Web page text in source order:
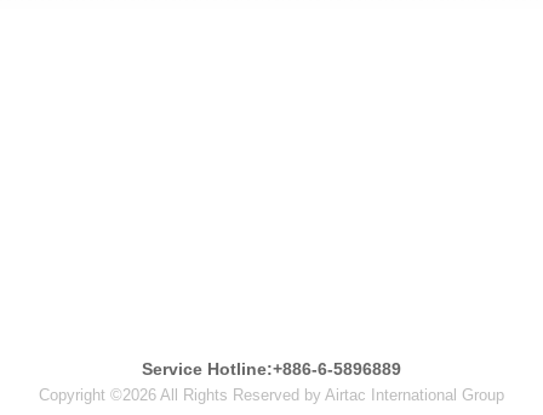
Service Hotline:+886-6-5896889
Copyright ©2026 All Rights Reserved by Airtac International Group